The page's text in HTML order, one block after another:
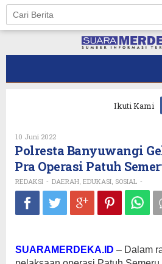
Skip
content
Ikuti Kami
10 Juni 2022Oleh
REDAKSI
Polresta Banyuwangi
Pra Operasi Patuh
REDAKSI - DAERAH EDUKASI SOSIAL -
SUARAMERDEKA.ID – Dalam